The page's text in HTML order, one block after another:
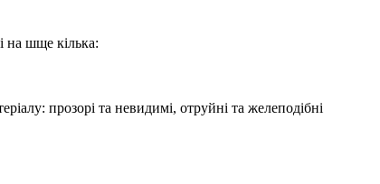
на шще кілька:
прозорі та невидимі, отруйні та желеподібні